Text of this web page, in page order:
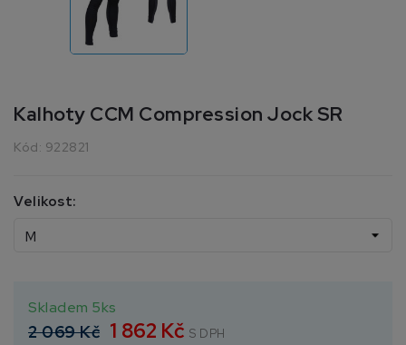
Kalhoty CCM Compression Jock SR
Kód: 922821
Velikost:
Skladem 5ks
2 069 Kč 1 862 Kč S DPH